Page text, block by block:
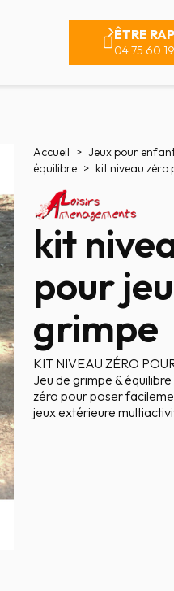
ÊTRE
04 75 60
Accueil Jeux pour
équilibre
kit niveau zéro
kit
pour
grimpe
KIT NIVEAU ZÉRO
Jeu de grimpe &
zéro pour poser
jeux extérieure